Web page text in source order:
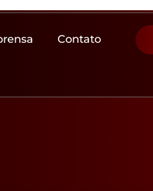
Contato